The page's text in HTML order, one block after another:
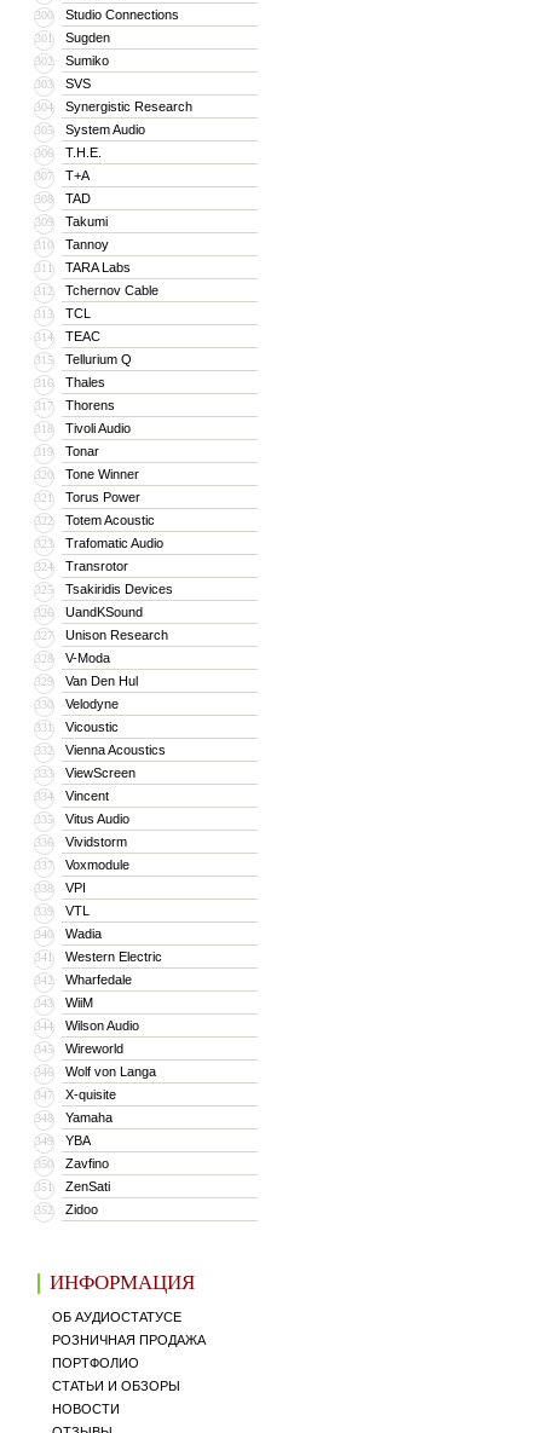
300 Studio Connections
301 Sugden
302 Sumiko
303 SVS
304 Synergistic Research
305 System Audio
306 T.H.E.
307 T+A
308 TAD
309 Takumi
310 Tannoy
311 TARA Labs
312 Tchernov Cable
313 TCL
314 TEAC
315 Tellurium Q
316 Thales
317 Thorens
318 Tivoli Audio
319 Tonar
320 Tone Winner
321 Torus Power
322 Totem Acoustic
323 Trafomatic Audio
324 Transrotor
325 Tsakiridis Devices
326 UandKSound
327 Unison Research
328 V-Moda
329 Van Den Hul
330 Velodyne
331 Vicoustic
332 Vienna Acoustics
333 ViewScreen
334 Vincent
335 Vitus Audio
336 Vividstorm
337 Voxmodule
338 VPI
339 VTL
340 Wadia
341 Western Electric
342 Wharfedale
343 WiiM
344 Wilson Audio
345 Wireworld
346 Wolf von Langa
347 X-quisite
348 Yamaha
349 YBA
350 Zavfino
351 ZenSati
352 Zidoo
ИНФОРМАЦИЯ
ОБ АУДИОСТАТУСЕ
РОЗНИЧНАЯ ПРОДАЖА
ПОРТФОЛИО
СТАТЬИ И ОБЗОРЫ
НОВОСТИ